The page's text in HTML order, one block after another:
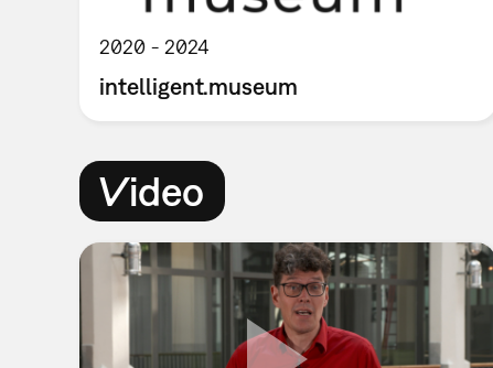
2020 2024
intelligent.museum
Video